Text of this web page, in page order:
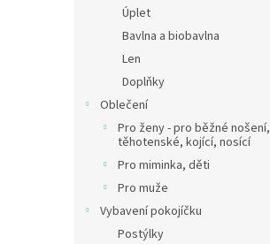
Úplet
Bavlna a biobavlna
Len
Doplňky
Oblečení
Pro ženy - pro běžné nošení,
těhotenské, kojící, nosící
Pro miminka, děti
Pro muže
Vybavení pokojíčku
Postýlky